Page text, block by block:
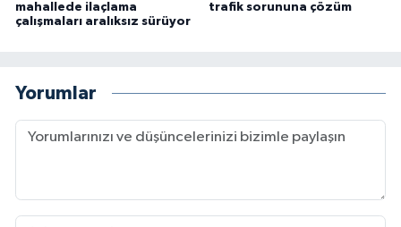
mahallede ilaçlama
çalışmaları aralıksız sürüyor
trafik sorununa çözüm
Yorumlar